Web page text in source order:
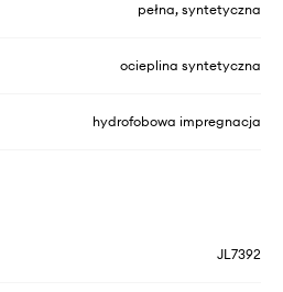
pełna, syntetyczna
ocieplina syntetyczna
hydrofobowa impregnacja
JL7392